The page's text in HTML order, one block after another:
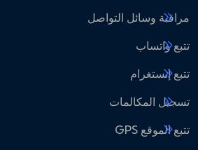
مراقبة وسائل التواصل
تتبع واتساب
تتبع إنستغرام
تسجيل المكالمات
تتبع الموقع GPS